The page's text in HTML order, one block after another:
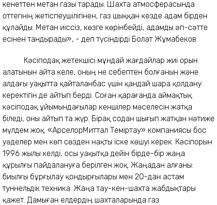
кенеттен метан газы тарады. Шахта атмосферасында
оттегінің жетіспеушілігінен, газ шыққан кезде адам бірден
құлайды. Метан иіссіз, көзге көрінбейді, адамды әп-сәтте
есінен тандырады», - деп түсіндірді Болат Жұмабеков.
Кәсіподақ жетекшісі мұндай жағдайлар жиі орын
алатынын айта келе, оның не себептен болғанын және
алдағы уақытта қайталанбас үшін қандай шара қолдану
керектігін де айтып берді. Соған қарағанда аймақтық
кәсіподақ ұйымындағылар кеншілер мәселесін жатқа
біледі, оны айтып та жүр. Бірақ содан шығып жатқан нәтиже
мүлдем жоқ. «АрселорМиттал Теміртау» компаниясы бос
уәделер мен көп сөзден нақты іске көшуі керек. Кәсіпорын
1996 жылы келді, осы уақытқа дейін бірде-бір жаңа
құрылғы пайдалануға берілген жоқ. Жаңадан алғаны:
биылғы бұрғылау қондырғылары мен 20-дан астам
туннельдік техника. Жаңа тау-кен-шахта жабдықтары
қажет. Дамыған елдердің шахталарында газ